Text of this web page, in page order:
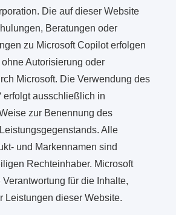
Die auf dieser Website
Beratungen oder
zu Microsoft Copilot erfolgen
Autorisierung oder
Microsoft. Die Verwendung des
erfolgt ausschließlich in
zur Benennung des
Alle
und Markennamen sind
Rechteinhaber. Microsoft
für die Inhalte,
Leistungen dieser Website.